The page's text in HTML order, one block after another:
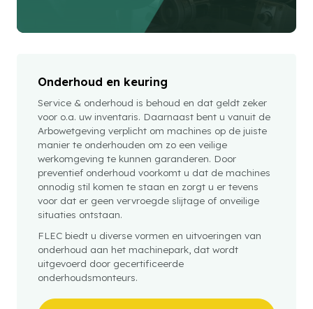
Onderhoud en keuring
Service & onderhoud is behoud en dat geldt zeker
voor o.a. uw inventaris. Daarnaast bent u vanuit de
Arbowetgeving verplicht om machines op de juiste
manier te onderhouden om zo een veilige
werkomgeving te kunnen garanderen. Door
preventief onderhoud voorkomt u dat de machines
onnodig stil komen te staan en zorgt u er tevens
voor dat er geen vervroegde slijtage of onveilige
situaties ontstaan.
FLEC biedt u diverse vormen en uitvoeringen van
onderhoud aan het machinepark, dat wordt
uitgevoerd door gecertificeerde
onderhoudsmonteurs.